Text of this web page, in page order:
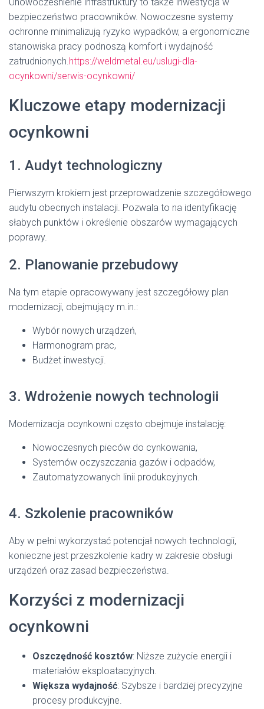
bezpieczeństwo pracowników. Nowoczesne systemy
ochronne minimalizują ryzyko wypadków, a ergonomiczne
stanowiska pracy podnoszą komfort i wydajność
zatrudnionych.https://weldmetal.eu/uslugi-dla-
ocynkowni/serwis-ocynkowni/
Kluczowe etapy modernizacji
ocynkowni
1. Audyt technologiczny
Pierwszym krokiem jest przeprowadzenie szczegółowego
audytu obecnych instalacji. Pozwala to na identyfikację
słabych punktów i określenie obszarów wymagających
poprawy.
2. Planowanie przebudowy
Na tym etapie opracowywany jest szczegółowy plan
modernizacji, obejmujący m.in.:
Wybór nowych urządzeń,
Harmonogram prac,
Budżet inwestycji.
3. Wdrożenie nowych technologii
Modernizacja ocynkowni często obejmuje instalację:
Nowoczesnych pieców do cynkowania,
Systemów oczyszczania gazów i odpadów,
Zautomatyzowanych linii produkcyjnych.
4. Szkolenie pracowników
Aby w pełni wykorzystać potencjał nowych technologii,
konieczne jest przeszkolenie kadry w zakresie obsługi
urządzeń oraz zasad bezpieczeństwa.
Korzyści z modernizacji
ocynkowni
Oszczędność kosztów: Niższe zużycie energii i
materiałów eksploatacyjnych.
Większa wydajność: Szybsze i bardziej precyzyjne
procesy produkcyjne.